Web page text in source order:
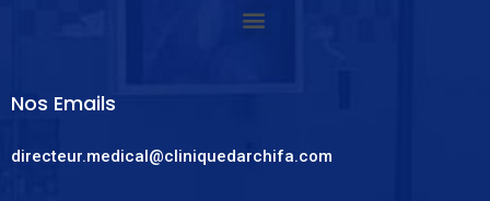
Nos Emails
directeur.medical@cliniquedarchifa.com